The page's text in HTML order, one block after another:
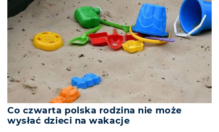
Co czwarta polska rodzina nie może
wysłać dzieci na wakacje